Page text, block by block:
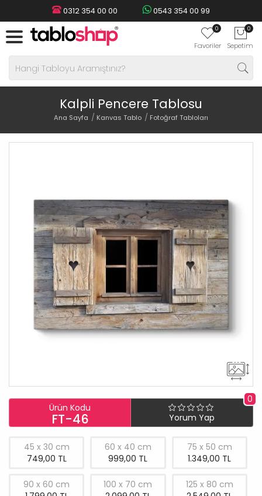
0312 354 00 00 0543 354 00 99
0
Favoriler
0
Sepetim
Kalpli Pencere Tablosu
Ana Sayfa Kanvas Tablo Fotoğraf Tabloları
Ürün Kodu
FT-46
0
Yorum Yap
45 x 30 cm
749,00 TL
60 x 40 cm
999,00 TL
75 x 50 cm
1.349,00 TL
90 x 60 cm
100 x 70 cm
125 x 80 cm